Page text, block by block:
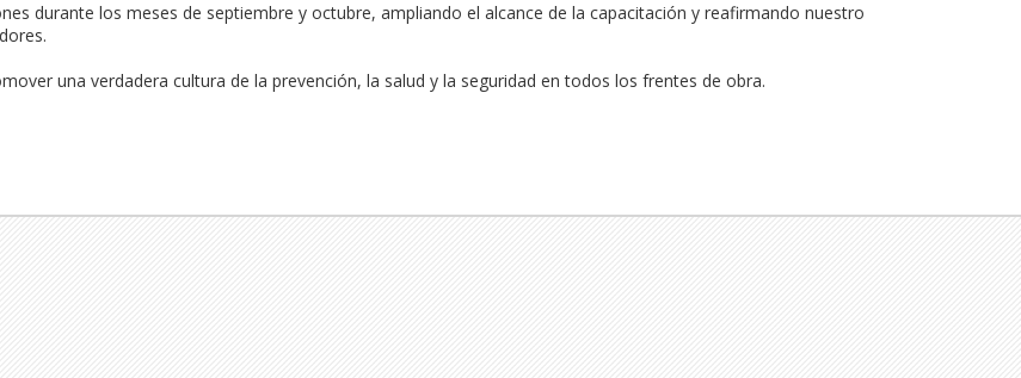
durante los meses de septiembre y octubre, ampliando el alcance de la capacitación y reafirmando nuestro
una verdadera cultura de la prevención, la salud y la seguridad en todos los frentes de obra.